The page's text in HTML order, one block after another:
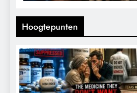
Hoogtepunten